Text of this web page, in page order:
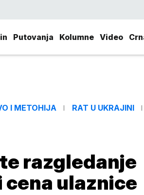
Putovanja Kolumne Video
I METOHIJA RAT U UKRAJINI
razgledanje
ulaznice